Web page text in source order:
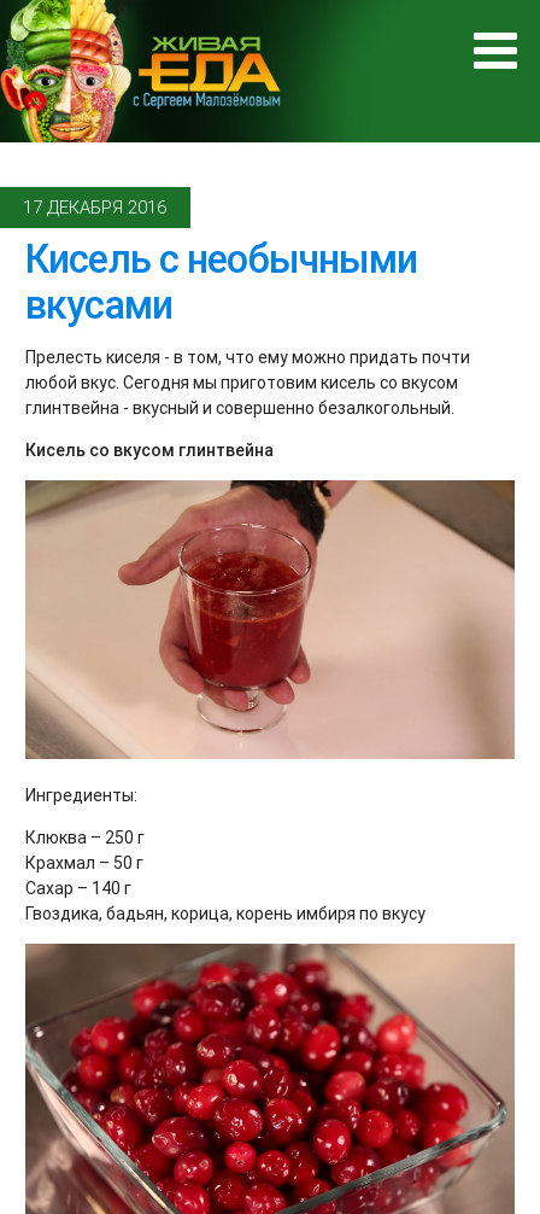
17 ДЕКАБРЯ 2016
Кисель с необычными
вкусами
Прелесть киселя - в том, что ему можно придать почти
любой вкус. Сегодня мы приготовим кисель со вкусом
глинтвейна - вкусный и совершенно безалкогольный.
Кисель со вкусом глинтвейна
Ингредиенты:
Клюква – 250 г
Крахмал – 50 г
Сахар – 140 г
Гвоздика, бадьян, корица, корень имбиря по вкусу